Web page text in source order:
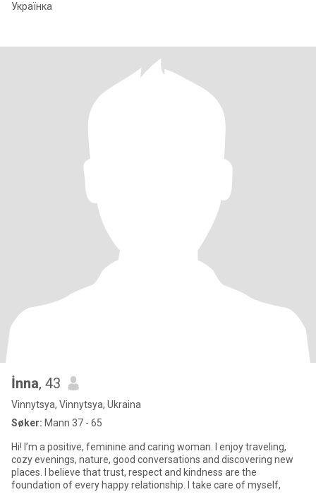
Українка
İnna, 43
Vinnytsya, Vinnytsya, Ukraina
Søker: Mann 37 - 65
Hi! I’m a positive, feminine and caring woman. I enjoy traveling,
cozy evenings, nature, good conversations and discovering new
places. I believe that trust, respect and kindness are the
foundation of every happy relationship. I take care of myself,